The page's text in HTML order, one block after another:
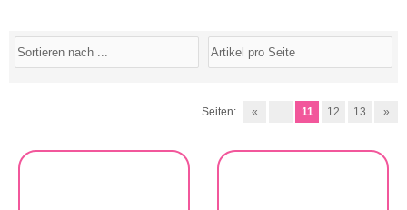
Seiten: « ... 11 12 13 »